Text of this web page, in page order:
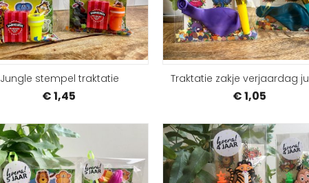
Jungle stempel traktatie
€ 1,45
SAMENSTELLEN
Traktatie zakje verjaardag
€ 1,05